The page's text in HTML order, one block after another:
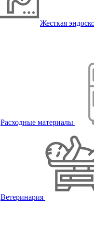
Жесткая
Расходные материалы
Ветеринария